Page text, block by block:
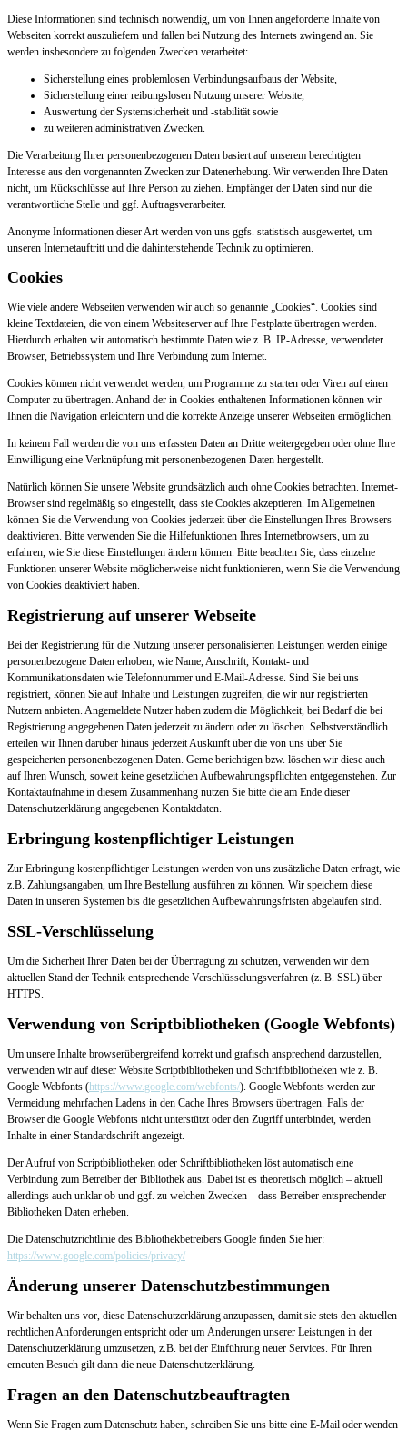
Diese Informationen sind technisch notwendig, um von Ihnen angeforderte Inhalte von
Webseiten korrekt auszuliefern und fallen bei Nutzung des Internets zwingend an. Sie
werden insbesondere zu folgenden Zwecken verarbeitet:
Sicherstellung eines problemlosen Verbindungsaufbaus der Website,
Sicherstellung einer reibungslosen Nutzung unserer Website,
Auswertung der Systemsicherheit und -stabilität sowie
zu weiteren administrativen Zwecken.
Die Verarbeitung Ihrer personenbezogenen Daten basiert auf unserem berechtigten
Interesse aus den vorgenannten Zwecken zur Datenerhebung. Wir verwenden Ihre Daten
nicht, um Rückschlüsse auf Ihre Person zu ziehen. Empfänger der Daten sind nur die
verantwortliche Stelle und ggf. Auftragsverarbeiter.
Anonyme Informationen dieser Art werden von uns ggfs. statistisch ausgewertet, um
unseren Internetauftritt und die dahinterstehende Technik zu optimieren.
Cookies
Wie viele andere Webseiten verwenden wir auch so genannte „Cookies“. Cookies sind
kleine Textdateien, die von einem Websiteserver auf Ihre Festplatte übertragen werden.
Hierdurch erhalten wir automatisch bestimmte Daten wie z. B. IP-Adresse, verwendeter
Browser, Betriebssystem und Ihre Verbindung zum Internet.
Cookies können nicht verwendet werden, um Programme zu starten oder Viren auf einen
Computer zu übertragen. Anhand der in Cookies enthaltenen Informationen können wir
Ihnen die Navigation erleichtern und die korrekte Anzeige unserer Webseiten ermöglichen.
In keinem Fall werden die von uns erfassten Daten an Dritte weitergegeben oder ohne Ihre
Einwilligung eine Verknüpfung mit personenbezogenen Daten hergestellt.
Natürlich können Sie unsere Website grundsätzlich auch ohne Cookies betrachten. Internet-
Browser sind regelmäßig so eingestellt, dass sie Cookies akzeptieren. Im Allgemeinen
können Sie die Verwendung von Cookies jederzeit über die Einstellungen Ihres Browsers
deaktivieren. Bitte verwenden Sie die Hilfefunktionen Ihres Internetbrowsers, um zu
erfahren, wie Sie diese Einstellungen ändern können. Bitte beachten Sie, dass einzelne
Funktionen unserer Website möglicherweise nicht funktionieren, wenn Sie die Verwendung
von Cookies deaktiviert haben.
Registrierung auf unserer Webseite
Bei der Registrierung für die Nutzung unserer personalisierten Leistungen werden einige
personenbezogene Daten erhoben, wie Name, Anschrift, Kontakt- und
Kommunikationsdaten wie Telefonnummer und E-Mail-Adresse. Sind Sie bei uns
registriert, können Sie auf Inhalte und Leistungen zugreifen, die wir nur registrierten
Nutzern anbieten. Angemeldete Nutzer haben zudem die Möglichkeit, bei Bedarf die bei
Registrierung angegebenen Daten jederzeit zu ändern oder zu löschen. Selbstverständlich
erteilen wir Ihnen darüber hinaus jederzeit Auskunft über die von uns über Sie
gespeicherten personenbezogenen Daten. Gerne berichtigen bzw. löschen wir diese auch
auf Ihren Wunsch, soweit keine gesetzlichen Aufbewahrungspflichten entgegenstehen. Zur
Kontaktaufnahme in diesem Zusammenhang nutzen Sie bitte die am Ende dieser
Datenschutzerklärung angegebenen Kontaktdaten.
Erbringung kostenpflichtiger Leistungen
Zur Erbringung kostenpflichtiger Leistungen werden von uns zusätzliche Daten erfragt, wie
z.B. Zahlungsangaben, um Ihre Bestellung ausführen zu können. Wir speichern diese
Daten in unseren Systemen bis die gesetzlichen Aufbewahrungsfristen abgelaufen sind.
SSL-Verschlüsselung
Um die Sicherheit Ihrer Daten bei der Übertragung zu schützen, verwenden wir dem
aktuellen Stand der Technik entsprechende Verschlüsselungsverfahren (z. B. SSL) über
HTTPS.
Verwendung von Scriptbibliotheken (Google Webfonts)
Um unsere Inhalte browserübergreifend korrekt und grafisch ansprechend darzustellen,
verwenden wir auf dieser Website Scriptbibliotheken und Schriftbibliotheken wie z. B.
Google Webfonts (https://www.google.com/webfonts/). Google Webfonts werden zur
Vermeidung mehrfachen Ladens in den Cache Ihres Browsers übertragen. Falls der
Browser die Google Webfonts nicht unterstützt oder den Zugriff unterbindet, werden
Inhalte in einer Standardschrift angezeigt.
Der Aufruf von Scriptbibliotheken oder Schriftbibliotheken löst automatisch eine
Verbindung zum Betreiber der Bibliothek aus. Dabei ist es theoretisch möglich – aktuell
allerdings auch unklar ob und ggf. zu welchen Zwecken – dass Betreiber entsprechender
Bibliotheken Daten erheben.
Die Datenschutzrichtlinie des Bibliothekbetreibers Google finden Sie hier:
https://www.google.com/policies/privacy/
Änderung unserer Datenschutzbestimmungen
Wir behalten uns vor, diese Datenschutzerklärung anzupassen, damit sie stets den aktuellen
rechtlichen Anforderungen entspricht oder um Änderungen unserer Leistungen in der
Datenschutzerklärung umzusetzen, z.B. bei der Einführung neuer Services. Für Ihren
erneuten Besuch gilt dann die neue Datenschutzerklärung.
Fragen an den Datenschutzbeauftragten
Wenn Sie Fragen zum Datenschutz haben, schreiben Sie uns bitte eine E-Mail oder wenden